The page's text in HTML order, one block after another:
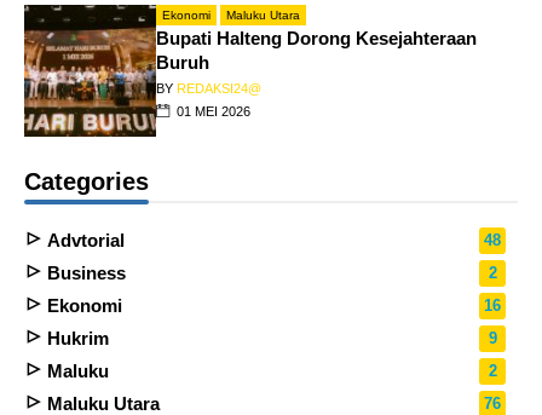
Ekonomi Maluku Utara
Bupati Halteng Dorong Kesejahteraan
Buruh
BY REDAKSI24@
01 MEI 2026
Categories
Advtorial 48
Business 2
Ekonomi 16
Hukrim 9
Maluku 2
Maluku Utara 76